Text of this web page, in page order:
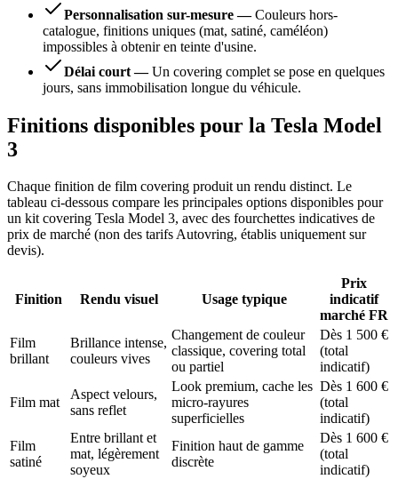
Personnalisation sur-mesure— Couleurs hors-
catalogue, finitions uniques (mat, satiné, caméléon)
impossibles à obtenir en teinte d'usine.
Délai court— Un covering complet se pose en quelques
jours, sans immobilisation longue du véhicule.
Finitions disponibles pour la Tesla Model
3
Chaque finition de film covering produit un rendu distinct. Le
tableau ci-dessous compare les principales options disponibles pour
un kit covering Tesla Model 3, avec des fourchettes indicatives de
prix de marché (non des tarifs Autovring, établis uniquement sur
devis).
Finition Rendu visuel Usage typique
Prix
indicatif
marché FR
Film
brillant
Brillance intense,
couleurs vives
Changement de couleur
classique, covering total
ou partiel
Dès 1 500 €
(total
indicatif)
Film mat
Aspect velours,
sans reflet
Look premium, cache les
micro-rayures
superficielles
Dès 1 600 €
(total
indicatif)
Film
satiné
Entre brillant et
mat, légèrement
soyeux
Finition haut de gamme
discrète
Dès 1 600 €
(total
indicatif)